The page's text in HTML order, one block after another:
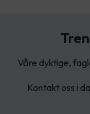
Våre dyktige,
Kontakt oss i